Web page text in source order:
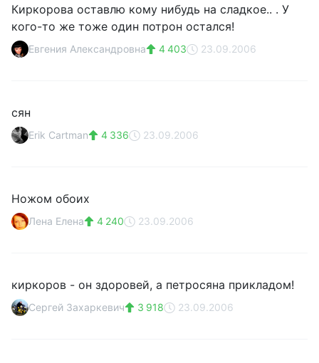
Киркорова оставлю кому нибудь на сладкое.. . У
кого-то же тоже один потрон остался!
Евгения Александровна 4 403 23.09.2006
сян
Erik Cartman 4 336 23.09.2006
Ножом обоих
Лена Елена 4 240 23.09.2006
киркоров - он здоровей, а петросяна прикладом!
Сергей Захаркевич 3 918 23.09.2006